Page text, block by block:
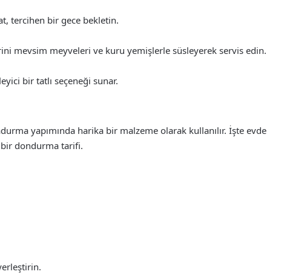
tercihen bir gece bekletin.
mevsim meyveleri ve kuru yemişlerle süsleyerek servis edin.
bir tatlı seçeneği sunar.
yapımında harika bir malzeme olarak kullanılır. İşte evde
bir dondurma tarifi.